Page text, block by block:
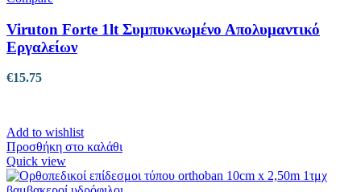
Viruton Forte 1lt Συμπυκνωμένο Απολυμαντικό
Εργαλείων
€15.75
Add to wishlist
Προσθήκη στο καλάθι
Quick view